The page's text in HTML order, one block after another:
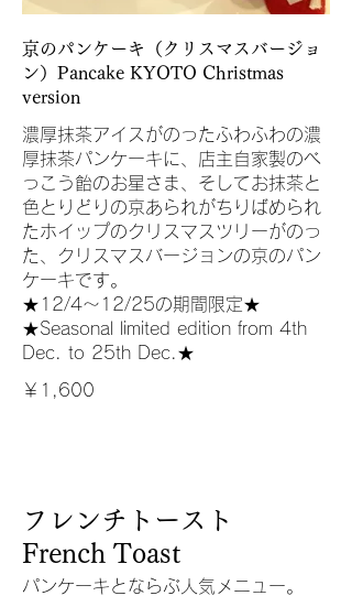
京のパンケーキ（クリスマスバージョ
ン）Pancake KYOTO Christmas
version
濃厚抹茶アイスがのったふわふわの濃
厚抹茶パンケーキに、店主自家製のべ
っこう飴のお星さま、そしてお抹茶と
色とりどりの京あられがちりばめられ
たホイップのクリスマスツリーがのっ
た、クリスマスバージョンの京のパン
ケーキです。
★12/4〜12/25の期間限定★
★Seasonal limited edition from 4th
Dec. to 25th Dec.★
￥1,600
フレンチトースト
French Toast
パンケーキとならぶ人気メニュー。